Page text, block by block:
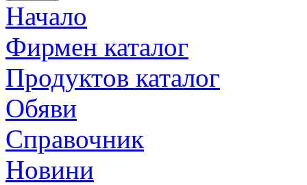
Начало
Фирмен каталог
Продуктoв каталог
Обяви
Справочник
Новини